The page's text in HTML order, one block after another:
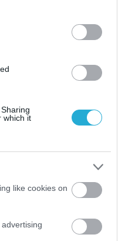
which it
like cookies on
αυγά
που